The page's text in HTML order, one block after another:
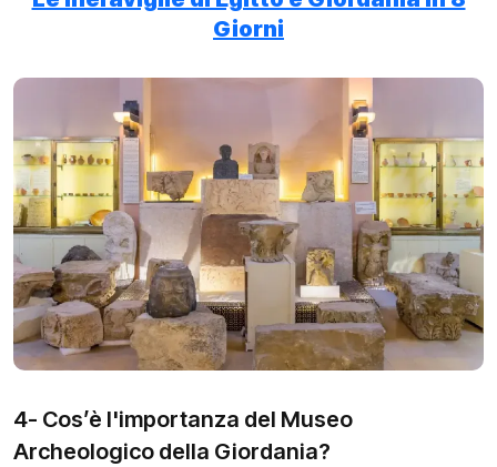
Giorni
4- Cos’è l'importanza del Museo
Archeologico della Giordania?